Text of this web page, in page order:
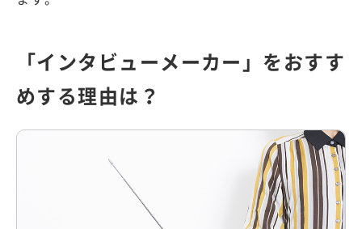
「インタビューメーカー」をおすす
めする理由は？